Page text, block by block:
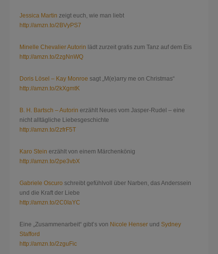
Jessica Martin zeigt euch, wie man liebt
http://amzn.to/2BVyPS7
Minelle Chevalier Autorin lädt zurzeit gratis zum Tanz auf dem Eis
http://amzn.to/2zgNnWQ
Doris Lösel – Kay Monroe sagt „M(e)arry me on Christmas“
http://amzn.to/2kXgmtK
B. H. Bartsch – Autorin erzählt Neues vom Jasper-Rudel – eine
nicht alltägliche Liebesgeschichte
http://amzn.to/2zfrF5T
Karo Stein erzählt von einem Märchenkönig
http://amzn.to/2pe3vbX
Gabriele Oscuro schreibt gefühlvoll über Narben, das Anderssein
und die Kraft der Liebe
http://amzn.to/2C0IaYC
Eine „Zusammenarbeit“ gibt’s von Nicole Henser und Sydney
Stafford
http://amzn.to/2zguFic